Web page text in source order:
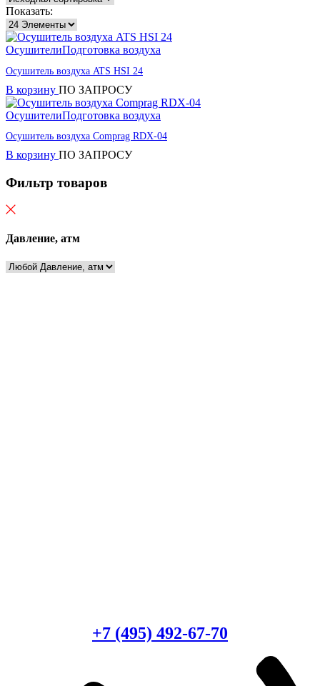
Показать:
ОсушителиПодготовка воздуха
Осушитель воздуха ATS HSI 24
В корзину ПО ЗАПРОСУ
ОсушителиПодготовка воздуха
Осушитель воздуха Comprag RDX-04
В корзину ПО ЗАПРОСУ
Фильтр товаров
Давление, атм
+7 (495) 492-67-70